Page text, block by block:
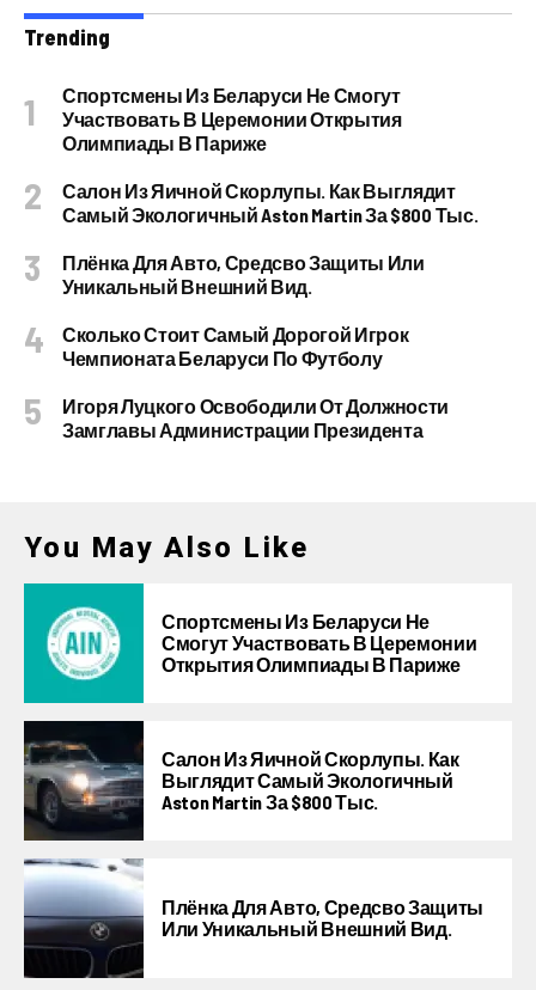
Trending
Спортсмены Из Беларуси Не Смогут
Участвовать В Церемонии Открытия
Олимпиады В Париже
Салон Из Яичной Скорлупы. Как Выглядит
Самый Экологичный Aston Martin За $800 Тыс.
Плёнка Для Авто, Средсво Защиты Или
Уникальный Внешний Вид.
Сколько Стоит Самый Дорогой Игрок
Чемпионата Беларуси По Футболу
Игоря Луцкого Освободили От Должности
Замглавы Администрации Президента
You May Also Like
Спортсмены Из Беларуси Не
Смогут Участвовать В Церемонии
Открытия Олимпиады В Париже
Салон Из Яичной Скорлупы. Как
Выглядит Самый Экологичный
Aston Martin За $800 Тыс.
Плёнка Для Авто, Средсво Защиты
Или Уникальный Внешний Вид.